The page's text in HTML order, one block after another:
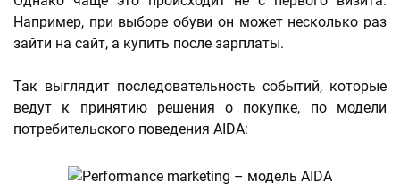
Например, при выборе обуви он может несколько раз
зайти на сайт, а купить после зарплаты.
Так выглядит последовательность событий, которые
ведут к принятию решения о покупке, по модели
потребительского поведения AIDA: